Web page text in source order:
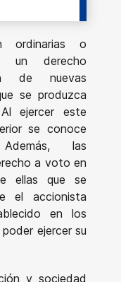
ordinarias o
un derecho
de nuevas
se produzca
ejercer este
se conoce
las
a voto en
ellas que se
el accionista
en los
ejercer su
y sociedad